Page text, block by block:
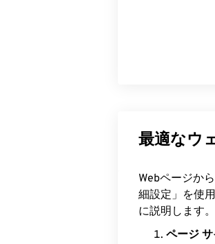
最適なウ
Webページか
細設定」を使
に説明します。
ページ